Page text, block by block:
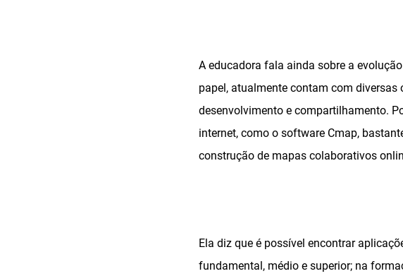
A educadora fala ainda sobre a
papel, atualmente contam com
desenvolvimento e compartilhamento.
internet, como o software Cmap,
construção de mapas colaborativos
Ela diz que é possível encontrar
fundamental, médio e superior; na